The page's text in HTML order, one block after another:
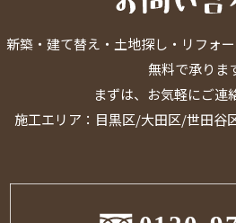
新築・建て替え・土地探し・リフォ
無料で承りま
まずは、お気軽にご連
施工エリア：目黒区/大田区/世田谷